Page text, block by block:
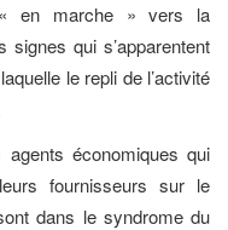
en marche » vers la
qui s’apparentent
le repli de l’activité
économiques qui
fournisseurs sur le
dans le syndrome du